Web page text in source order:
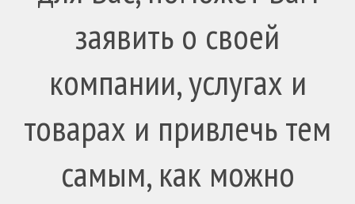
заявить о своей
компании, услугах и
товарах и привлечь тем
самым, как можно